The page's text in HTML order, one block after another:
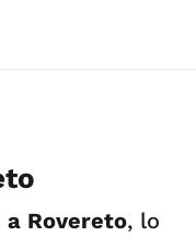
Rovereto, lo